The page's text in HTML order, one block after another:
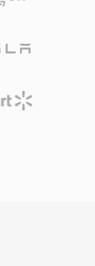
48个声
，Apple
容，无需